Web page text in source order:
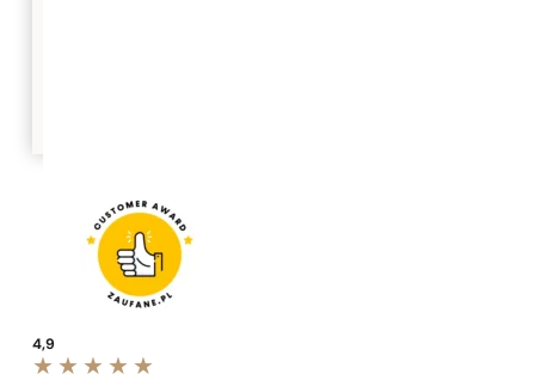
4,9